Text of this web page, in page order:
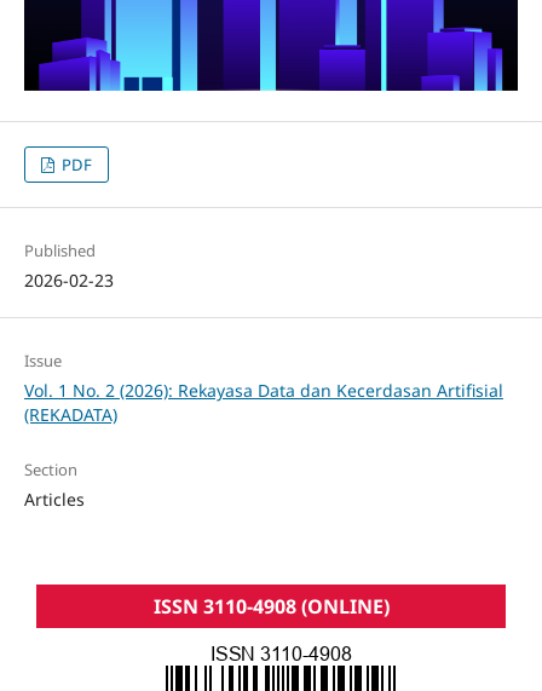
PDF
Published
2026-02-23
Issue
Vol. 1 No. 2 (2026): Rekayasa Data dan Kecerdasan Artifisial
(REKADATA)
Section
Articles
ISSN 3110-4908 (ONLINE)